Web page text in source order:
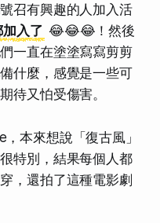
召有興趣的人加入活
入了 😂😂😂！然後
一直在塗塗寫寫剪剪
什麼，感覺是一些可
待又怕受傷害。
本來想說「復古風」
特別，結果每個人都
，還拍了這種電影劇